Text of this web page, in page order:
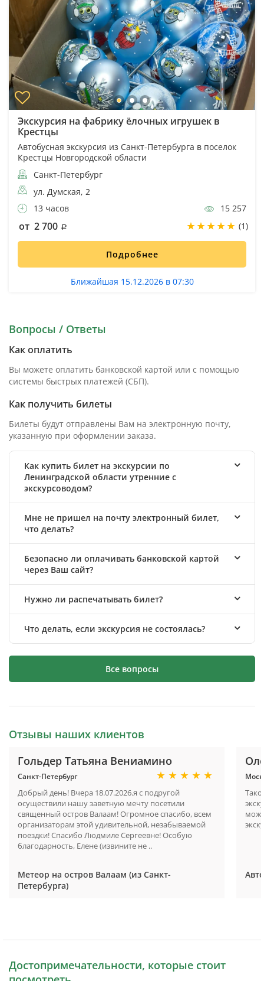
Экскурсия на фабрику ёлочных игрушек в
Крестцы
Автобусная экскурсия из Санкт-Петербурга в поселок
Крестцы Новгородской области
Санкт-Петербург
ул. Думская, 2
13 часов
15 257
от 2 700 (1)
Подробнее
Ближайшая 15.12.2026 в 07:30
Вопросы / Ответы
Как оплатить
Вы можете оплатить банковской картой или с помощью
системы быстрых платежей (СБП).
Как получить билеты
Билеты будут отправлены Вам на электронную почту,
указанную при оформлении заказа.
Как купить билет на экскурсии по
Ленинградской области утренние с
экскурсоводом?
Мне не пришел на почту электронный билет,
что делать?
Безопасно ли оплачивать банковской картой
через Ваш сайт?
Нужно ли распечатывать билет?
Что делать, если экскурсия не состоялась?
Все вопросы
Отзывы наших клиентов
Гольдер Татьяна Вениамино
Санкт-Петербург
Добрый день! Вчера 18.07.2026.я с подругой
осуществили нашу заветную мечту посетили
священный остров Валаам! Огромное спасибо, всем
организаторам этой удивительной, незабываемой
поездки! Спасибо Людмиле Сергеевне! Особую
благодарность, Елене (извините не ..
Метеор на остров Валаам (из Санкт-
Петербурга)
Достопримечательности, которые стоит